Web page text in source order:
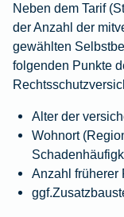
Neben dem Tarif
der Anzahl der
gewählten
folgenden Punkte
Alter der
Wohnort
Anzahl früherer